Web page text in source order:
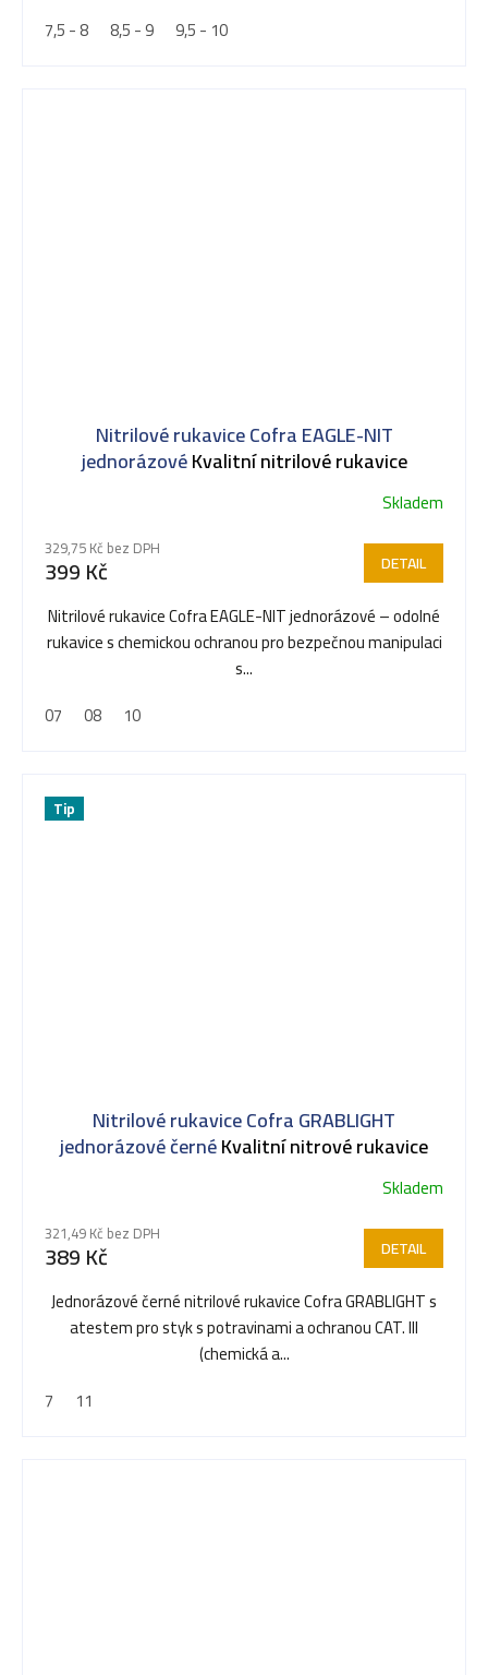
7,5 - 8
8,5 - 9 9,5 - 10
Nitrilové rukavice Cofra EAGLE-NIT
jednorázovéKvalitní nitrilové rukavice
Skladem
329,75 Kč bez DPH
399 Kč DETAIL
Nitrilové rukavice Cofra EAGLE-NIT jednorázové – odolné
rukavice s chemickou ochranou pro bezpečnou manipulaci
s...
07
08 10
Tip
Nitrilové rukavice Cofra GRABLIGHT
jednorázové černéKvalitní nitrové rukavice
Skladem
321,49 Kč bez DPH
389 Kč DETAIL
Jednorázové černé nitrilové rukavice Cofra GRABLIGHT s
atestem pro styk s potravinami a ochranou CAT. III
(chemická a...
7
11